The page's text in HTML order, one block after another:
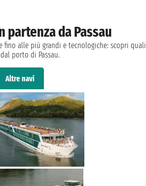
partenza da Passau
fino alle più grandi e tecnologiche: scopri quali
porto di Passau.
Altre navi